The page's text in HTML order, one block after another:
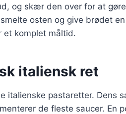
og skær den over for at
osten og give brødet
et komplet måltid.
italiensk ret
italienske pastaretter. Dens
de fleste saucer. En